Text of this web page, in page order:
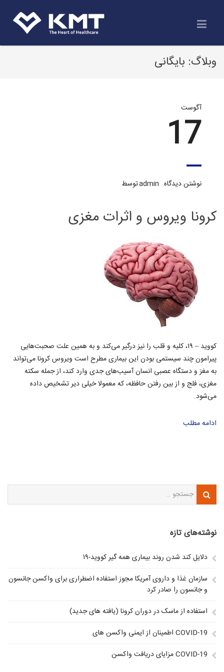
وبلاگ: بایگانی
آگوست
17
توسطadmin نوشتن دیدگاه
کرونا ویروس و اثرات مغزی
کووید – ۱۹، کلیه و قلب را نیز درگیر می‌کند و به همین علت صحبت‌هایی
پیرامون چند سیستمی بودن این بیماری مطرح است ویروس کرونا می‌تواند
به مغز و دستگاه عصبی انسان آسیب‌های جدی وارد کند، از جمله سکته
مغزی، فلج‌ و از بین رفتن حافظه، که معمولا خیلی دیر تشخیص داده
می‌شود.
ادامه مطلب
نوشته‌های تازه
دلایل کند شدن روند بیماری همه گیر کووید-۱۹
سازمان غذا و داروی آمریکا مجوز استفاده اضطراری برای واکسن جانسون
و جانسون را صادر کرد
استفاده از ماسک در دوران کرونا (یافته های جدید)
اطمینان از ایمنی واکسن های COVID-19
مزایای دریافت واکسن COVID-19